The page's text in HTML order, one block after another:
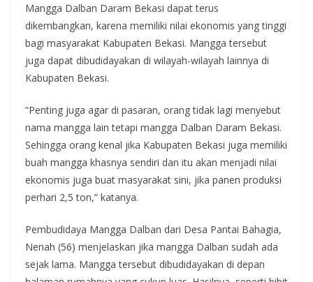
Mangga Dalban Daram Bekasi dapat terus
dikembangkan, karena memiliki nilai ekonomis yang tinggi
bagi masyarakat Kabupaten Bekasi. Mangga tersebut
juga dapat dibudidayakan di wilayah-wilayah lainnya di
Kabupaten Bekasi.
“Penting juga agar di pasaran, orang tidak lagi menyebut
nama mangga lain tetapi mangga Dalban Daram Bekasi.
Sehingga orang kenal jika Kabupaten Bekasi juga memiliki
buah mangga khasnya sendiri dan itu akan menjadi nilai
ekonomis juga buat masyarakat sini, jika panen produksi
perhari 2,5 ton,” katanya.
Pembudidaya Mangga Dalban dari Desa Pantai Bahagia,
Nenah (56) menjelaskan jika mangga Dalban sudah ada
sejak lama. Mangga tersebut dibudidayakan di depan